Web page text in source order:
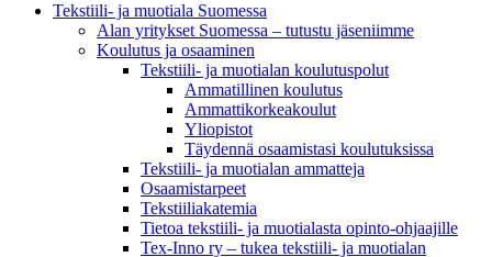
Tekstiili- ja muotiala Suomessa
Alan yritykset Suomessa – tutustu jäseniimme
Koulutus ja osaaminen
Tekstiili- ja muotialan koulutuspolut
Ammatillinen koulutus
Ammattikorkeakoulut
Yliopistot
Täydennä osaamistasi koulutuksissa
Tekstiili- ja muotialan ammatteja
Osaamistarpeet
Tekstiiliakatemia
Tietoa tekstiili- ja muotialasta opinto-ohjaajille
Tex-Inno ry – tukea tekstiili- ja muotialan